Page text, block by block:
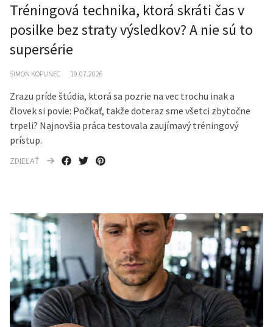
Tréningová technika, ktorá skráti čas v
posilke bez straty výsledkov? A nie sú to
supersérie
SIMON KOPUNEC 19.07.2026
Zrazu príde štúdia, ktorá sa pozrie na vec trochu inak a
človek si povie: Počkať, takže doteraz sme všetci zbytočne
trpeli? Najnovšia práca testovala zaujímavý tréningový
prístup.
ZDIEĽAŤ